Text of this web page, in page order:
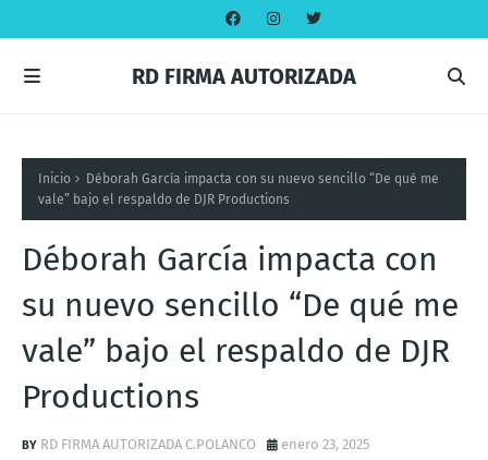
RD FIRMA AUTORIZADA
Inicio
Déborah García impacta con su nuevo sencillo “De qué me
vale” bajo el respaldo de DJR Productions
Déborah García impacta con
su nuevo sencillo “De qué me
vale” bajo el respaldo de DJR
Productions
RD FIRMA AUTORIZADA C.POLANCO enero 23, 2025